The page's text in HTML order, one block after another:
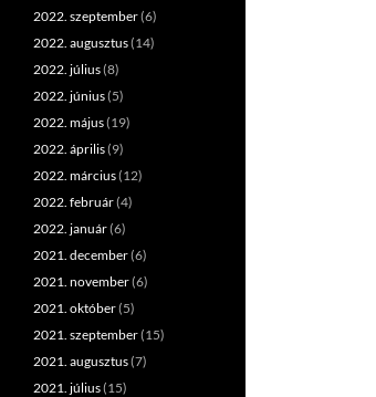
2022. szeptember(6)
2022. augusztus(14)
2022. július(8)
2022. június(5)
2022. május(19)
2022. április(9)
2022. március(12)
2022. február(4)
2022. január(6)
2021. december(6)
2021. november(6)
2021. október(5)
2021. szeptember(15)
2021. augusztus(7)
2021. július(15)